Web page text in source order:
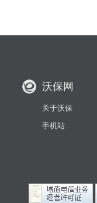
沃保网
关于沃保
手机站